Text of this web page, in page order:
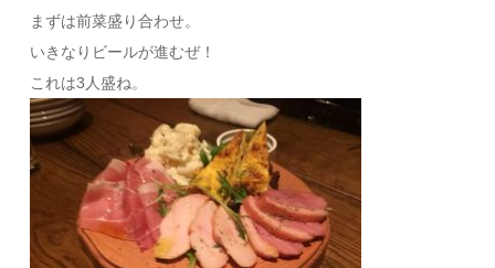
まずは前菜盛り合わせ。
いきなりビールが進むぜ！
これは3人盛ね。